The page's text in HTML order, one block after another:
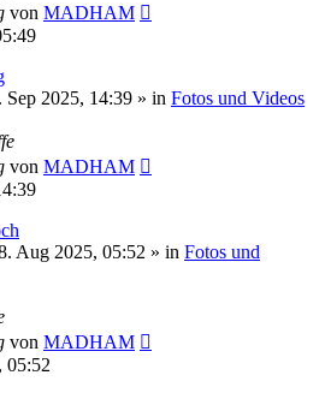
von MADHAM
Sep 2025, 14:39 » in Fotos und Videos
von MADHAM
Aug 2025, 05:52 » in Fotos und
von MADHAM
05:52